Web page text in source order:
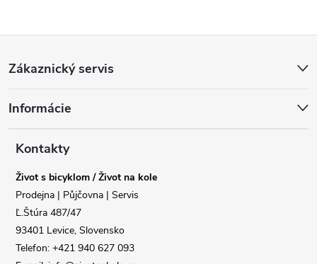
p
Zákaznický servis
Informácie
Kontakty
Život s bicyklom / Život na kole
Prodejna | Půjčovna | Servis
Ľ.Štúra 487/47
93401 Levice, Slovensko
Telefon: +421 940 627 093